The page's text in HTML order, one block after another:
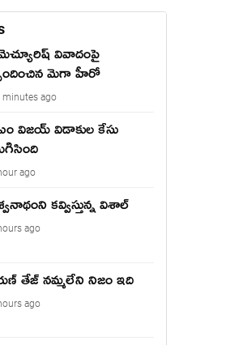
వివాదంపై
మెగా హీరో
minutes ago
విజయ్ విడాకుల కేసు
ago
కవ్విస్తున్న విశాల్
ago
తేజ్ నమ్మలేని నిజం ఇది
ago